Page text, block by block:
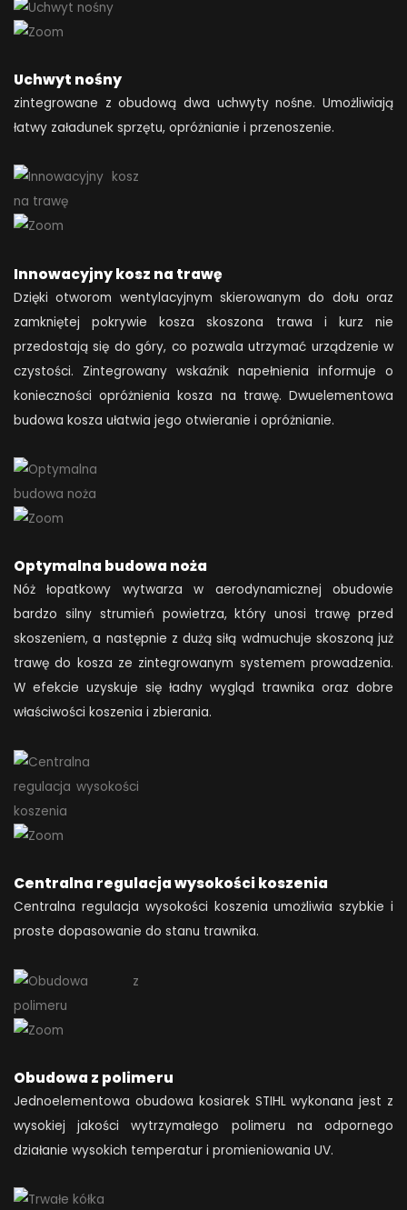
Uchwyt nośny
zintegrowane z obudową dwa uchwyty nośne. Umożliwiają
łatwy załadunek sprzętu, opróżnianie i przenoszenie.
Innowacyjny kosz na trawę
Dzięki otworom wentylacyjnym skierowanym do dołu oraz
zamkniętej pokrywie kosza skoszona trawa i kurz nie
przedostają się do góry, co pozwala utrzymać urządzenie w
czystości. Zintegrowany wskaźnik napełnienia informuje o
konieczności opróżnienia kosza na trawę. Dwuelementowa
budowa kosza ułatwia jego otwieranie i opróżnianie.
Optymalna budowa noża
Nóż łopatkowy wytwarza w aerodynamicznej obudowie
bardzo silny strumień powietrza, który unosi trawę przed
skoszeniem, a następnie z dużą siłą wdmuchuje skoszoną już
trawę do kosza ze zintegrowanym systemem prowadzenia.
W efekcie uzyskuje się ładny wygląd trawnika oraz dobre
właściwości koszenia i zbierania.
Centralna regulacja wysokości koszenia
Centralna regulacja wysokości koszenia umożliwia szybkie i
proste dopasowanie do stanu trawnika.
Obudowa z polimeru
Jednoelementowa obudowa kosiarek STIHL wykonana jest z
wysokiej jakości wytrzymałego polimeru na odpornego
działanie wysokich temperatur i promieniowania UV.